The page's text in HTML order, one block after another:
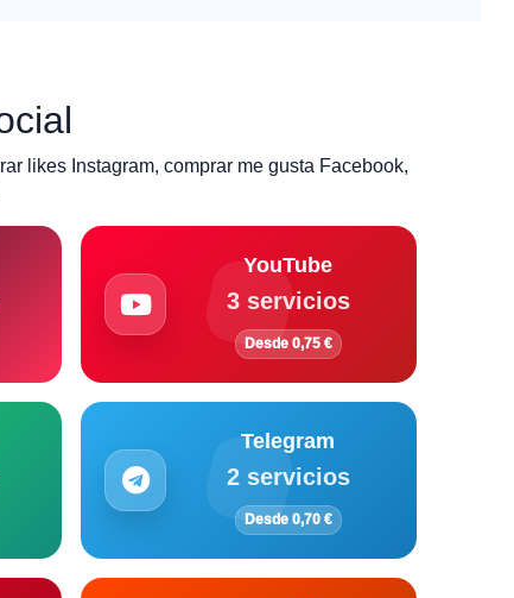
likes Instagram, comprar me gusta Facebook,
YouTube
3 servicios
Desde 0,75 €
Telegram
2 servicios
Desde 0,70 €